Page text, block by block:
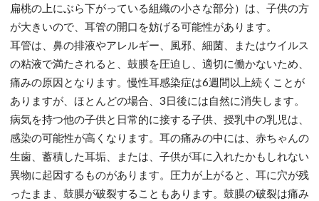
扁桃の上にぶら下がっている組織の小さな部分）は、子供の方
が大きいので、耳管の開口を妨げる可能性があります。
耳管は、鼻の排液やアレルギー、風邪、細菌、またはウイルス
の粘液で満たされると、鼓膜を圧迫し、適切に働かないため、
痛みの原因となります。慢性耳感染症は6週間以上続くことが
ありますが、ほとんどの場合、3日後には自然に消失します。
病気を持つ他の子供と日常的に接する子供、授乳中の乳児は、
感染の可能性が高くなります。耳の痛みの中には、赤ちゃんの
生歯、蓄積した耳垢、または、子供が耳に入れたかもしれない
異物に起因するものがあります。圧力が上がると、耳に穴が残
ったまま、鼓膜が破裂することもあります。鼓膜の破裂は痛み